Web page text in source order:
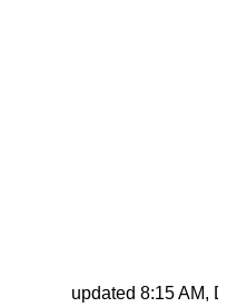
updated 8:15 AM,